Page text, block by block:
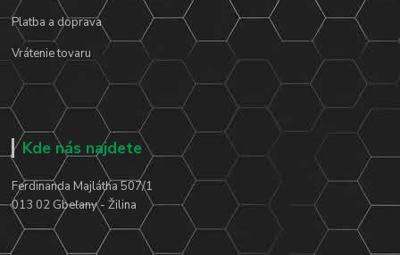
Platba a doprava
Vrátenie tovaru
Kde nás najdete
Ferdinanda Majlátha 507/1
013 02 Gbeľany - Žilina